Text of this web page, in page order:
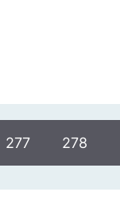
277 278